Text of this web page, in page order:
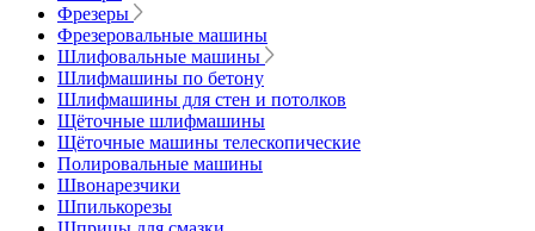
Фрезеры
Фрезеровальные машины
Шлифовальные машины
Шлифмашины по бетону
Шлифмашины для стен и потолков
Щёточные шлифмашины
Щёточные машины телескопические
Полировальные машины
Швонарезчики
Шпилькорезы